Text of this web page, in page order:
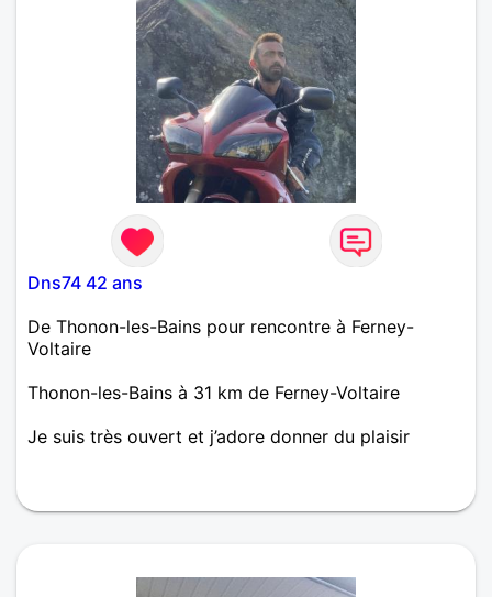
Dns74 42 ans
De Thonon-les-Bains pour rencontre à Ferney-
Voltaire
Thonon-les-Bains à 31 km de Ferney-Voltaire
Je suis très ouvert et j’adore donner du plaisir